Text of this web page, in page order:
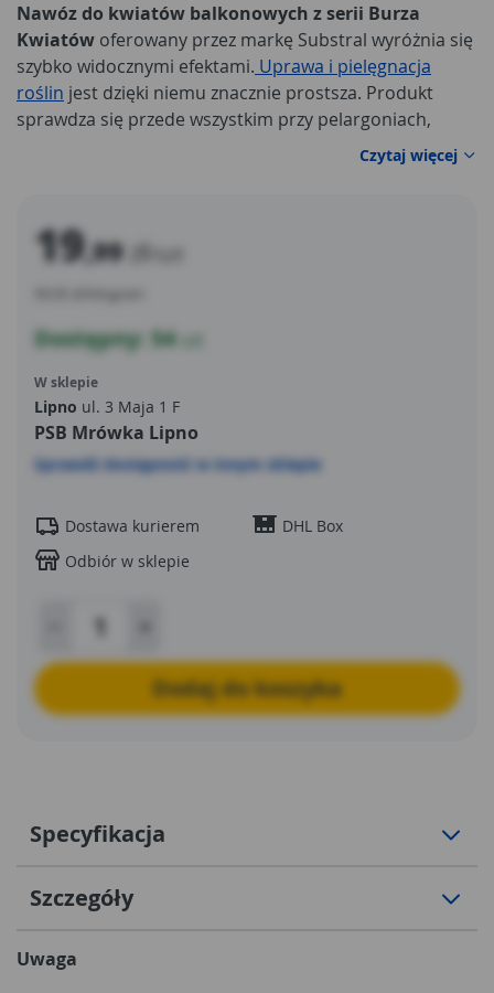
Nawóz do kwiatów balkonowych z serii Burza
Kwiatów oferowany przez markę Substral wyróżnia się
szybko widocznymi efektami. Uprawa i pielęgnacja
roślin jest dzięki niemu znacznie prostsza. Produkt
sprawdza się przede wszystkim przy pelargoniach,
surfiniach, fuksjach, petuniach, begoniach, werbenach
oraz innych kwiatach balkonowych. Dostarcza im
Czytaj więcej
19,99 zł
Dostępny: 54
W sklepie
Lipno ul. 3 Maja 1 F
PSB Mrówka Lipno
Sprawdź dostępność w innym sklepie
Dostawa kurierem
DHL Box
Odbiór w sklepie
Dodaj do koszyka
Specyfikacja
Szczegóły
Uwaga